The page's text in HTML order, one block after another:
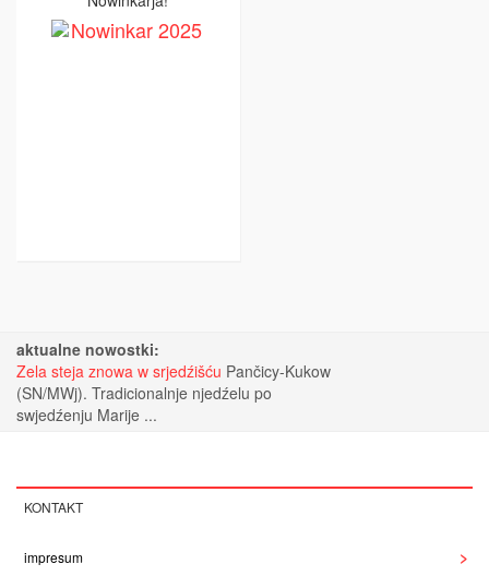
aktualne nowostki:
Zela steja znowa w srjedźišću Pančicy-Kukow
(SN/MWj). Tradicionalnje njedźelu po
swjedźenju Marije ...
KONTAKT
impresum